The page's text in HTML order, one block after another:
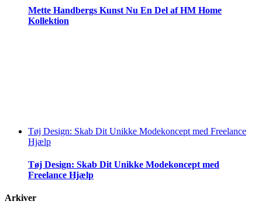
Mette Handbergs Kunst Nu En Del af HM Home
Kollektion
Tøj Design: Skab Dit Unikke Modekoncept med Freelance
Hjælp
Tøj Design: Skab Dit Unikke Modekoncept med
Freelance Hjælp
Arkiver